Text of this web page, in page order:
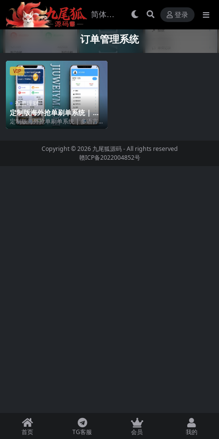
登录
订单管理系统
VIP
投资理财
定制版海外抢单刷单系统 | 多
语言支持 | 亚马逊订单控 + 余
额宝功能
定制版海外抢单刷单系统 | 多语言
支持 | 亚马逊订单控 + 余额宝功能
Copyright © 2026 九尾狐源码- All rights reserved
赣ICP备2022004852号
首页 TG客服 会员 我的